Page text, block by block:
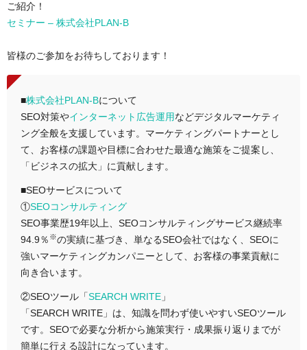
ご紹介！
セミナー – 株式会社PLAN-B
皆様のご参加をお待ちしております！
■株式会社PLAN-Bについて
SEO対策やインターネット広告運用などデジタルマーケティ
ング全般を支援しています。マーケティングパートナーとし
て、お客様の課題や目標に合わせた最適な施策をご提案し、
「ビジネスの拡大」に貢献します。
■SEOサービスについて
①SEOコンサルティング
SEO事業歴19年以上、SEOコンサルティングサービス継続率
94.9％ ※の実績に基づき、単なるSEO会社ではなく、SEOに
強いマーケティングカンパニーとして、お客様の事業貢献に
向き合います。
②SEOツール「SEARCH WRITE」
「SEARCH WRITE」は、知識を問わず使いやすいSEOツール
です。SEOで必要な分析から施策実行・成果振り返りまでが
簡単に行える設計になっています。